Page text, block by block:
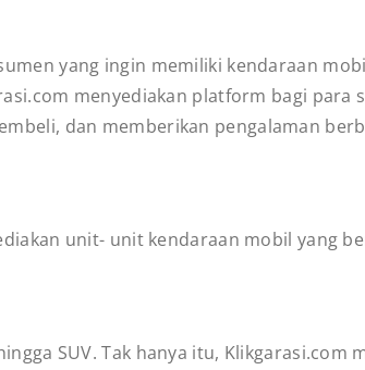
yang ingin memiliki kendaraan
menyediakan platform bagi para
dan memberikan pengalaman
unit- unit kendaraan mobil yang
SUV. Tak hanya itu, Klikgarasi.com